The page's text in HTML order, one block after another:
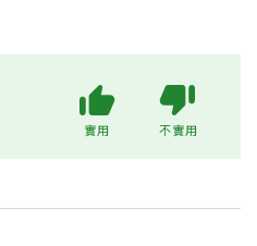
實用 不實用